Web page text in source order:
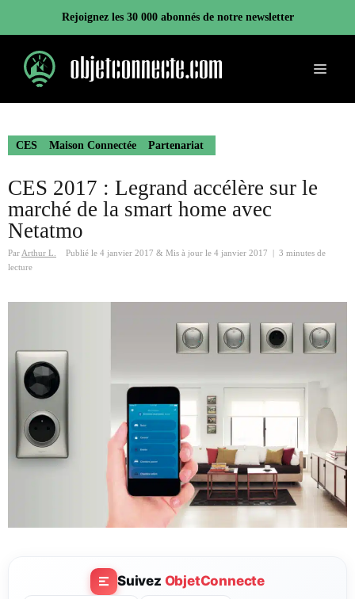
contenu
Rejoignez les 30 000 abonnés de notre newsletter
Menu
CES Maison Connectée Partenariat
CES 2017 : Legrand accélère sur le
marché de la smart home avec
Netatmo
Par Arthur L. Publié le 4 janvier 2017 & Mis à jour le 4 janvier 2017
3 minutes de
lecture
Suivez ObjetConnecte